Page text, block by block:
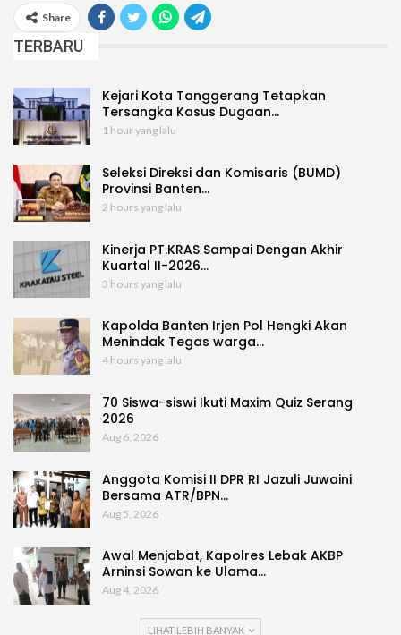
Share
TERBARU
Kejari Kota Tanggerang Tetapkan
Tersangka Kasus Dugaan…
1 hour yang lalu
Seleksi Direksi dan Komisaris (BUMD)
Provinsi Banten…
2 hours yang lalu
Kinerja PT.KRAS Sampai Dengan Akhir
Kuartal II-2026…
3 hours yang lalu
Kapolda Banten Irjen Pol Hengki Akan
Menindak Tegas warga…
4 hours yang lalu
70 Siswa-siswi Ikuti Maxim Quiz Serang
2026
Aug 6, 2026
Anggota Komisi II DPR RI Jazuli Juwaini
Bersama ATR/BPN…
Aug 5, 2026
Awal Menjabat, Kapolres Lebak AKBP
Arninsi Sowan ke Ulama…
Aug 4, 2026
LIHAT LEBIH BANYAK